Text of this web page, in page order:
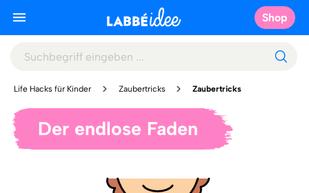
Shop
Life Hacks für Kinder Zaubertricks Zaubertricks
Der endlose Faden